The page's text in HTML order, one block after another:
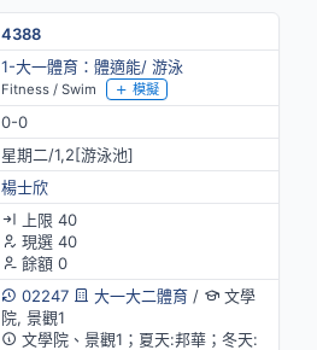
4388
1-大一體育：體適能/ 游泳
Fitness / Swim 模擬
0-0
星期二/1,2[游泳池]
楊士欣
上限 40
現選 40
餘額 0
02247
大一大二體育/
文學
院, 景觀1
文學院、景觀1；夏天:邦華；冬天: